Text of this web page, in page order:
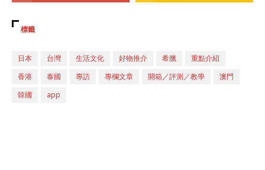
標籤
日本 台灣 生活文化 好物推介 希臘
重點介紹
香港
泰國 專訪 專欄文章 開箱／評測／教學
澳門
韓國
app